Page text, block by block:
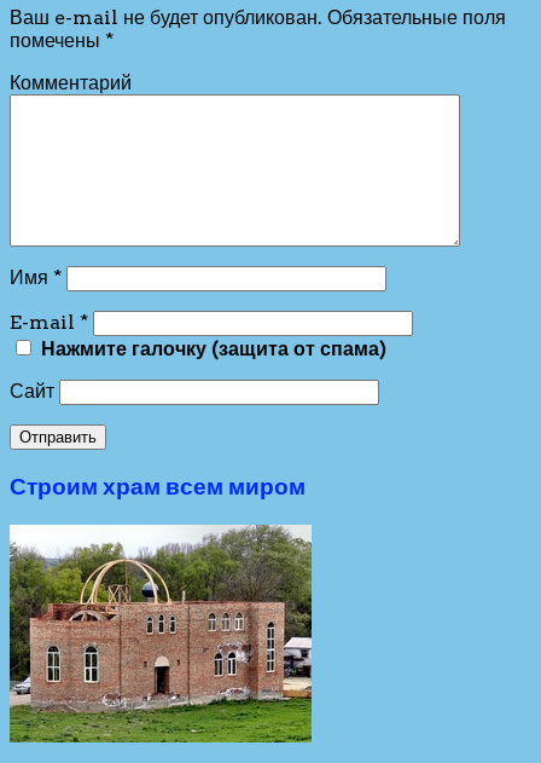
Ваш e-mail не будет опубликован. Обязательные поля
помечены *
Комментарий
Имя *
E-mail *
Нажмите галочку (защита от спама)
Сайт
Строим храм всем миром